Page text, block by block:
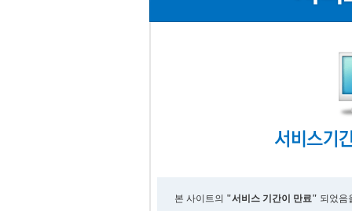
본 사이트의 "서비스 기간이 만료" 되었음